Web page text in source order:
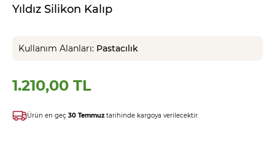
Yıldız Silikon Kalıp
Kullanım Alanları: Pastacılık
1.210,00 TL
Ürün en geç 30 Temmuz tarihinde kargoya verilecektir.